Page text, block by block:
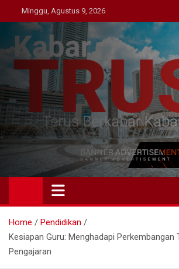
to
content
Minggu, Agustus 9, 2026
Kabar Trust
Terus Berkabar Kabar Trust
Home
Pendidikan
Kesiapan Guru: Menghadapi Perkembangan
Pengajaran